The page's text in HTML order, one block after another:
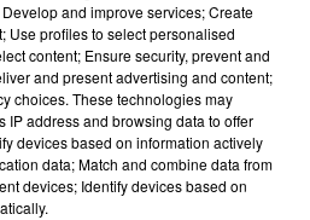
:
libéral, attaché au CHRU
Il participe à de
de télé et radio en tant que
philosophie il propose une
and improve services; Create
Use profiles to select personalised
content; Ensure security, prevent and
and present advertising and content;
choices. These technologies may
IP address and browsing data to offer
devices based on information actively
data; Match and combine data from
devices; Identify devices based on